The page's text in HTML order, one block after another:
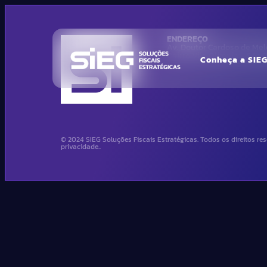
Conheça a SIEG
ENDEREÇO
Bairro Vila Olimpia – São
© 2024 SIEG Soluções Fiscais Estratégicas. Todos os direitos
privacidade..